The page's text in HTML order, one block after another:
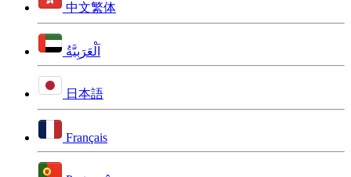
中文繁体
اَلْعَرَبِيَّةُ
日本語
Français